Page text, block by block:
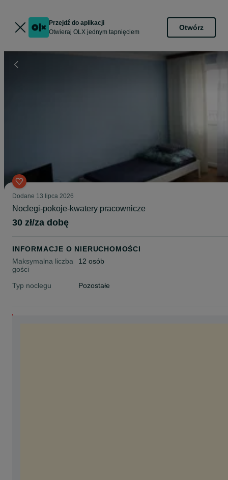
Przejdź do aplikacji
Otwieraj OLX jednym tapnięciem
Otwórz
Dodane 13 lipca 2026
Noclegi-pokoje-kwatery pracownicze
30 zł/za dobę
INFORMACJE O NIERUCHOMOŚCI
Maksymalna liczba
gości
12 osób
Typ noclegu Pozostałe